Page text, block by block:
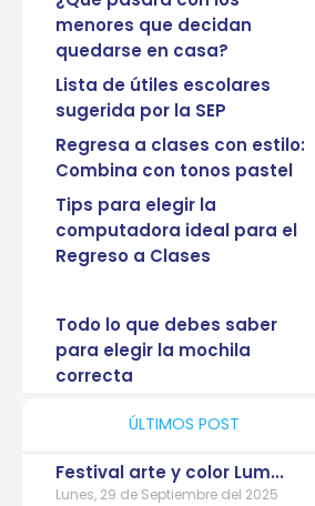
menores que decidan
quedarse en casa?
Lista de útiles escolares
sugerida por la SEP
Regresa a clases con estilo:
Combina con tonos pastel
Tips para elegir la
computadora ideal para el
Regreso a Clases
Todo lo que debes saber
para elegir la mochila
correcta
ÚLTIMOS POST
Festival arte y color Lum...
Lunes, 29 de Septiembre del 2025